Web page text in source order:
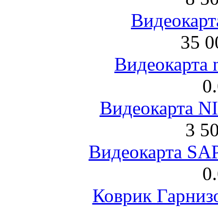
35
Видеокарта
Видеокарта
3
Видеокарта
Коврик